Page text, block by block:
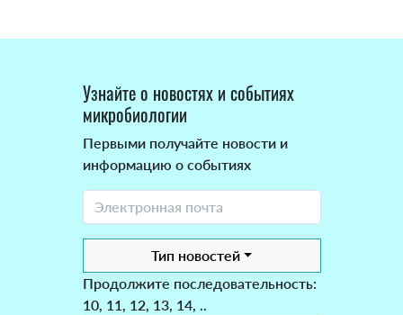
Узнайте о новостях и событиях
микробиологии
Первыми получайте новости и
информацию о событиях
Тип новостей
Продолжите последовательность:
10, 11, 12, 13, 14, ..